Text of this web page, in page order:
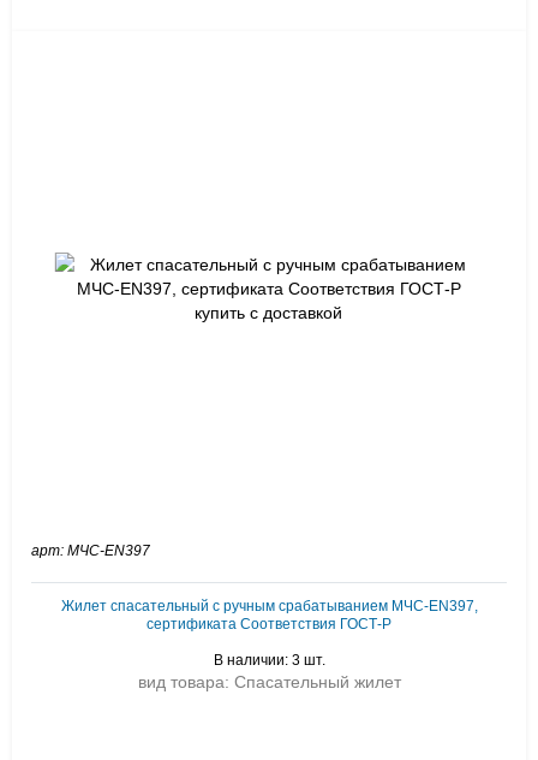
арт: МЧС-EN397
Жилет спасательный c ручным срабатыванием МЧС-EN397,
сертификата Соответствия ГОСТ-Р
В наличии: 3 шт.
вид товара: Спасательный жилет